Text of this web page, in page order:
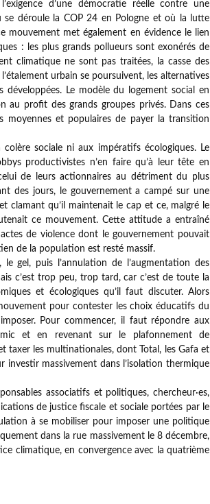
d’une démocratie réelle contre une
se déroule la COP 24 en Pologne et où la lutte
mouvement met également en évidence le lien
: les plus grands pollueurs sont exonérés de
climatique ne sont pas traitées, la casse des
urbain se poursuivent, les alternatives
Le modèle du logement social en
au profit des grands groupes privés. Dans ces
moyennes et populaires de payer la transition
sociale ni aux impératifs écologiques. Le
productivistes n’en faire qu’à leur tête en
de leurs actionnaires au détriment du plus
des jours, le gouvernement a campé sur une
clamant qu’il maintenait le cap et ce, malgré le
ce mouvement. Cette attitude a entraîné
de violence dont le gouvernement pouvait
de la population est resté massif.
gel, puis l’annulation de l’augmentation des
c’est trop peu, trop tard, car c’est de toute la
et écologiques qu’il faut discuter. Alors
pour contester les choix éducatifs du
Pour commencer, il faut répondre aux
et en revenant sur le plafonnement de
taxer les multinationales, dont Total, les Gafa et
investir massivement dans l’isolation thermique
associatifs et politiques, chercheur·es,
de justice fiscale et sociale portées par le
à se mobiliser pour imposer une politique
dans la rue massivement le 8 décembre,
climatique, en convergence avec la quatrième